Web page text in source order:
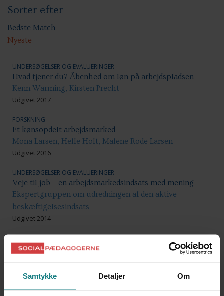
Samtykke Detaljer Om
Sorter efter
Bedste Match
Nyeste
UNDERSØGELSER OG EVALUERINGER
Hvad tjener du? Åbenhed om løn på arbejdspladsen
Kenn Warming, Kirsten Precht
Udgivet 2017
FORSKNING
Et kønsopdelt arbejdsmarked
Mona Larsen, Helle Holt, Malene Rode Larsen
Udgivet 2016
UNDERSØGELSER OG EVALUERINGER
Veje til job – en arbejdsmarkedsindsats med mening
Ekspertgruppen om udredningen af den aktive
beskæftigelsesindsats
Udgivet 2014
Pensionist eller Efterlønsmodtager
Udgivet 2014
UNDERSØGELSER OG EVALUERINGER